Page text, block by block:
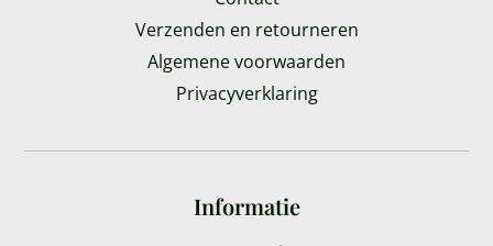
Verzenden en retourneren
Algemene voorwaarden
Privacyverklaring
Informatie